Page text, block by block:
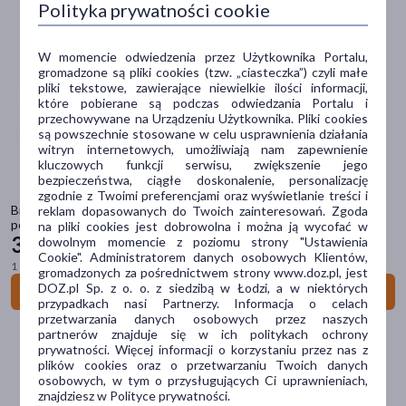
Brit Care Cat Fillets in Jelly Flavour Box, zestaw mokrych karm
pełnoporcjowych dla dorosłych kotów, mix smaków, 85 g x 12 szt.
39 99 zł
1 szt. = 3,33 zł
Do koszyka
Brit Care(20)
Brit Premium(2)
Brit Veterinary Diet (5)
Comfy Appetit(11)
Dolina Noteci(3)
pokaż więcej
Typ produktu
Produkt dla zwierząt(101)
Pasza(42)
Postać
tabletka(4)
Polityka prywatności cookie
W momencie odwiedzenia przez Użytkownika Portalu,
gromadzone są pliki cookies (tzw. „ciasteczka”) czyli małe
pliki tekstowe, zawierające niewielkie ilości informacji,
które pobierane są podczas odwiedzania Portalu i
przechowywane na Urządzeniu Użytkownika. Pliki cookies
są powszechnie stosowane w celu usprawnienia działania
witryn internetowych, umożliwiają nam zapewnienie
kluczowych funkcji serwisu, zwiększenie jego
bezpieczeństwa, ciągłe doskonalenie, personalizację
zgodnie z Twoimi preferencjami oraz wyświetlanie treści i
reklam dopasowanych do Twoich zainteresowań. Zgoda
na pliki cookies jest dobrowolna i można ją wycofać w
dowolnym momencie z poziomu strony "Ustawienia
Cookie". Administratorem danych osobowych Klientów,
gromadzonych za pośrednictwem strony www.doz.pl, jest
DOZ.pl Sp. z o. o. z siedzibą w Łodzi, a w niektórych
przypadkach nasi Partnerzy. Informacja o celach
przetwarzania danych osobowych przez naszych
partnerów znajduje się w ich politykach ochrony
prywatności. Więcej informacji o korzystaniu przez nas z
plików cookies oraz o przetwarzaniu Twoich danych
osobowych, w tym o przysługujących Ci uprawnieniach,
znajdziesz w Polityce prywatności.